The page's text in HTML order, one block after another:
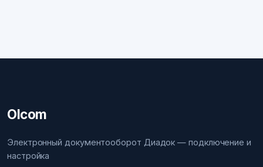
Olcom
Электронный документооборот Диадок — подключение и
настройка